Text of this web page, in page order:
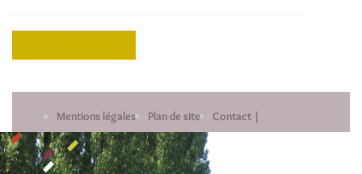
Mentions légales Plan de site Contact |